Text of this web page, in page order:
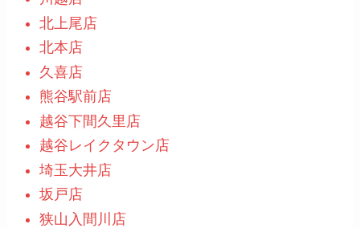
北上尾店
北本店
久喜店
熊谷駅前店
越谷下間久里店
越谷レイクタウン店
埼玉大井店
坂戸店
狭山入間川店